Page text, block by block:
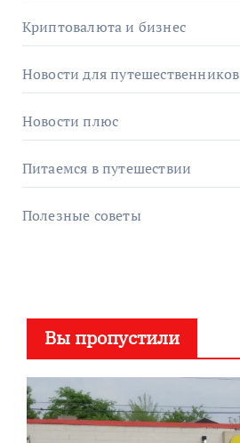
Криптовалюта и бизнес
Новости для путешественников
Новости плюс
Питаемся в путешествии
Полезные советы
Вы пропустили